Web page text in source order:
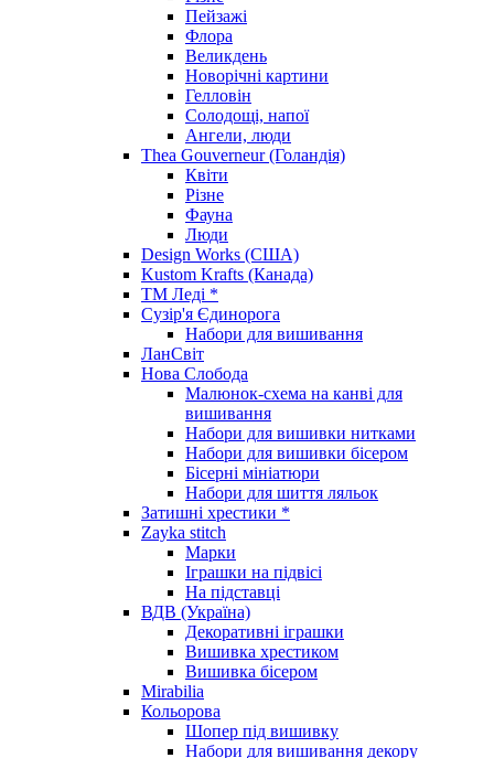
Пейзажі
Флора
Великдень
Новорічні картини
Гелловін
Солодощі, напої
Ангели, люди
Thea Gouverneur (Голандія)
Квіти
Різне
Фауна
Люди
Design Works (США)
Kustom Krafts (Канада)
ТМ Леді *
Сузір'я Єдинорога
Набори для вишивання
ЛанСвіт
Нова Слобода
Малюнок-схема на канві для
вишивання
Набори для вишивки нитками
Набори для вишивки бісером
Бісерні мініатюри
Набори для шиття ляльок
Затишні хрестики *
Zayka stitch
Марки
Іграшки на підвісі
На підставці
ВДВ (Україна)
Декоративні іграшки
Вишивка хрестиком
Вишивка бісером
Mirabilia
Кольорова
Шопер під вишивку
Набори для вишивання декору